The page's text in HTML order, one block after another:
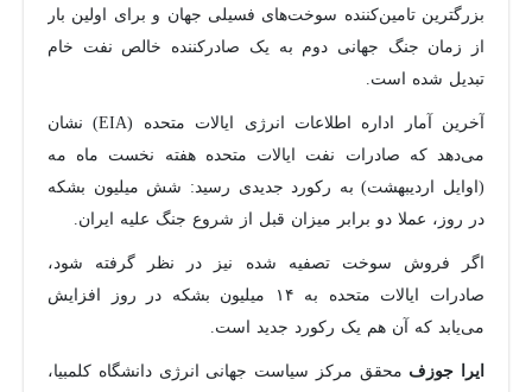
بزرگترین تامین‌کننده سوخت‌های فسیلی جهان و برای اولین بار
از زمان جنگ جهانی دوم به یک صادرکننده خالص نفت خام
تبدیل شده است.
آخرین آمار اداره اطلاعات انرژی ایالات متحده (EIA) نشان
می‌دهد که صادرات نفت ایالات متحده هفته نخست ماه مه
(اوایل اردیبهشت) به رکورد جدیدی رسید: شش میلیون بشکه
در روز، عملا دو برابر میزان قبل از شروع جنگ علیه ایران.
اگر فروش سوخت تصفیه شده نیز در نظر گرفته شود،
صادرات ایالات متحده به ۱۴ میلیون بشکه در روز افزایش
می‌یابد که آن هم یک رکورد جدید است.
ایرا جوزف محقق مرکز سیاست جهانی انرژی دانشگاه کلمبیا،